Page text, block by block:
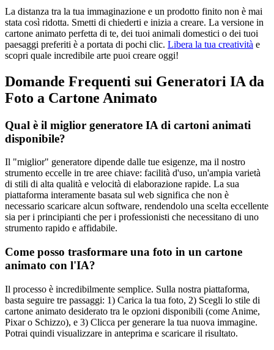
La distanza tra la tua immaginazione e un prodotto finito non è mai
stata così ridotta. Smetti di chiederti e inizia a creare. La versione in
cartone animato perfetta di te, dei tuoi animali domestici o dei tuoi
paesaggi preferiti è a portata di pochi clic. Libera la tua creatività e
scopri quale incredibile arte puoi creare oggi!
Domande Frequenti sui Generatori IA da
Foto a Cartone Animato
Qual è il miglior generatore IA di cartoni animati
disponibile?
Il "miglior" generatore dipende dalle tue esigenze, ma il nostro
strumento eccelle in tre aree chiave: facilità d'uso, un'ampia varietà
di stili di alta qualità e velocità di elaborazione rapide. La sua
piattaforma interamente basata sul web significa che non è
necessario scaricare alcun software, rendendolo una scelta eccellente
sia per i principianti che per i professionisti che necessitano di uno
strumento rapido e affidabile.
Come posso trasformare una foto in un cartone
animato con l'IA?
Il processo è incredibilmente semplice. Sulla nostra piattaforma,
basta seguire tre passaggi: 1) Carica la tua foto, 2) Scegli lo stile di
cartone animato desiderato tra le opzioni disponibili (come Anime,
Pixar o Schizzo), e 3) Clicca per generare la tua nuova immagine.
Potrai quindi visualizzare in anteprima e scaricare il risultato.